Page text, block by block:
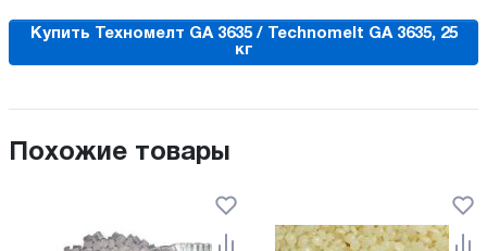
Купить Техномелт GA 3635 / Technomelt GA 3635, 25
кг
Похожие товары